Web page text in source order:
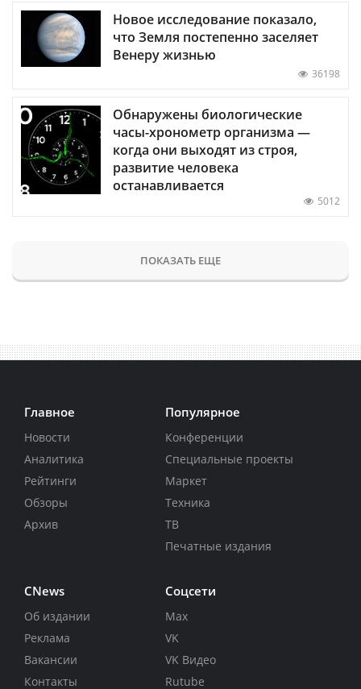
Новое исследование показало,
что Земля постепенно заселяет
Венеру жизнью
36198
Обнаружены биологические
часы-хронометр организма —
когда они выходят из строя,
развитие человека
останавливается
5012
ПОКАЗАТЬ ЕЩЕ
Главное
Новости
Аналитика
Рейтинги
Обзоры
Архив
Популярное
Конференции
Специальные проекты
Маркет
Техника
ТВ
Печатные издания
CNews
Об издании
Реклама
Вакансии
Контакты
Соцсети
Max
VK
VK Видео
Rutube